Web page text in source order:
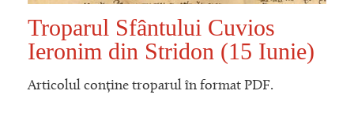
Troparul Sfântului Cuvios
Ieronim din Stridon (15 Iunie)
Articolul conține troparul în format PDF.